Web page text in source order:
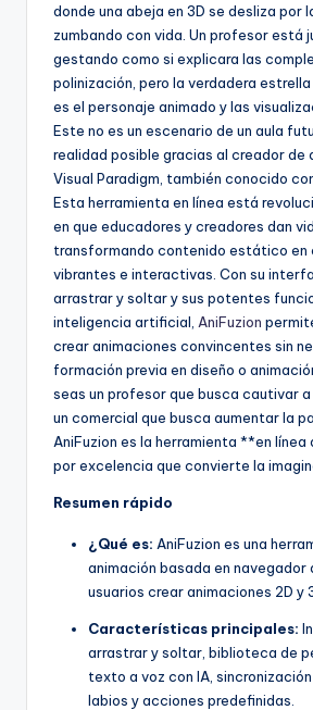
w
&
D
it
donde una abeja en 3D se desliza por
zumbando con vida. Un profesor está
gestando como si explicara las
polinización, pero la verdadera
es el personaje animado y las
Este no es un escenario de un aula
realidad posible gracias al creador de
Visual Paradigm, también conocido
Esta herramienta en línea está
en que educadores y creadores dan
transformando contenido estático en
vibrantes e interactivas. Con su
arrastrar y soltar y sus potentes
inteligencia artificial, AniFuzion
crear animaciones convincentes sin
formación previa en diseño o
seas un profesor que busca cautivar
un comercial que busca aumentar la
AniFuzion es la herramienta **en
por excelencia que convierte la
Resumen rápido
¿Qué es: AniFuzion es una
animación basada en navegador
usuarios crear animaciones 2D y
Características principales:
arrastrar y soltar, biblioteca de
texto a voz con IA,
labios y acciones predefinidas.